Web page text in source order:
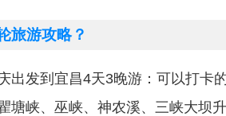
旅游攻略？
出发到宜昌4天3晚游：可以打卡
塘峡、巫峡、神农溪、三峡大坝